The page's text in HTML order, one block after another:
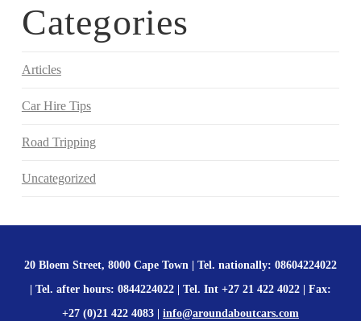
Categories
Articles
Car Hire Tips
Road Tripping
Uncategorized
20 Bloem Street, 8000 Cape Town | Tel. nationally: 08604224022
| Tel. after hours: 0844224022 | Tel. Int +27 21 422 4022 | Fax:
+27 (0)21 422 4083 | info@aroundaboutcars.com